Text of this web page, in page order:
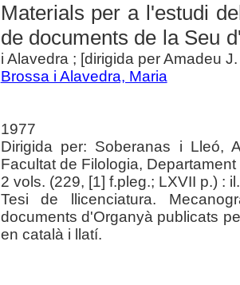
Materials per a l'estudi
de documents de la Seu
i Alavedra ; [dirigida per Amadeu
Brossa i Alavedra, Maria
1977
Dirigida per: Soberanas i Lleó,
Facultat de Filologia,
2 vols. (229, [1] f.pleg.; LXVII p.) :
Tesi de llicenciatura.
documents d'Organyà publicats
en català i llatí.